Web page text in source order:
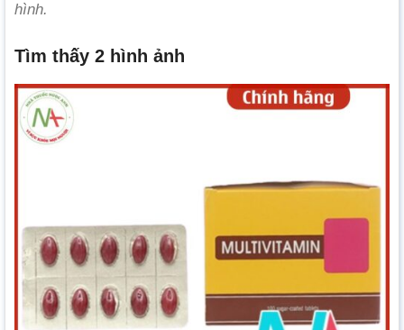
hình.
Tìm thấy 2 hình ảnh